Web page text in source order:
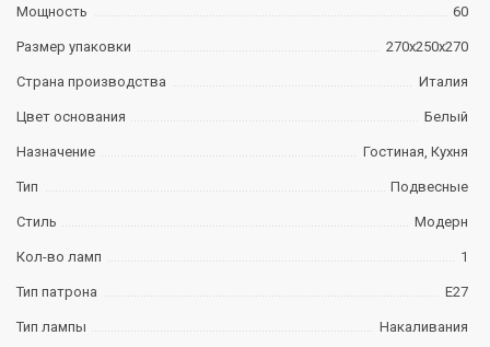
Мощность 60
Размер упаковки 270х250х270
Страна производства Италия
Цвет основания Белый
Назначение Гостиная, Кухня
Тип Подвесные
Стиль Модерн
Кол-во ламп 1
Тип патрона E27
Тип лампы Накаливания